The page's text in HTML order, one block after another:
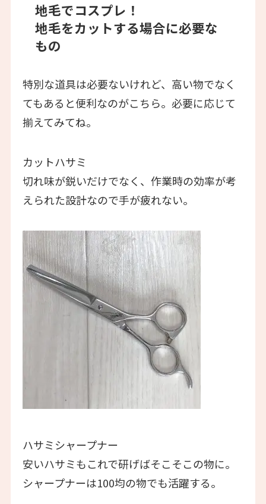
地毛でコスプレ！
地毛をカットする場合に必要な
もの
特別な道具は必要ないけれど、高い物でなく
てもあると便利なのがこちら。必要に応じて
揃えてみてね。
カットハサミ
切れ味が鋭いだけでなく、作業時の効率が考
えられた設計なので手が疲れない。
ハサミシャープナー
安いハサミもこれで研げばそこそこの物に。
シャープナーは100均の物でも活躍する。